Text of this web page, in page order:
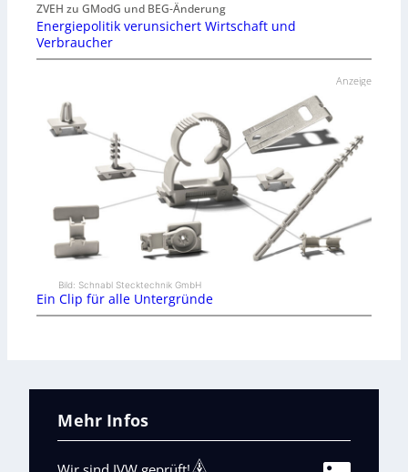
ZVEH zu GModG und BEG-Änderung
Energiepolitik verunsichert Wirtschaft und
Verbraucher
Anzeige
Bild: Schnabl Stecktechnik GmbH
Ein Clip für alle Untergründe
Mehr Infos